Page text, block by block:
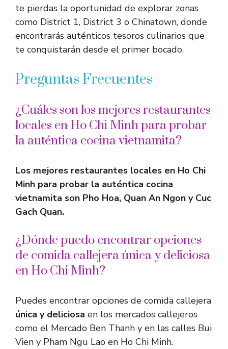
te pierdas la oportunidad de explorar zonas
como District 1, District 3 o Chinatown, donde
encontrarás auténticos tesoros culinarios que
te conquistarán desde el primer bocado.
Preguntas Frecuentes
¿Cuáles son los mejores restaurantes
locales en Ho Chi Minh para probar
la auténtica cocina vietnamita?
Los mejores restaurantes locales en Ho Chi
Minh para probar la auténtica cocina
vietnamita son Pho Hoa, Quan An Ngon y Cuc
Gach Quan.
¿Dónde puedo encontrar opciones
de comida callejera única y deliciosa
en Ho Chi Minh?
Puedes encontrar opciones de comida callejera
única y deliciosa en los mercados callejeros
como el Mercado Ben Thanh y en las calles Bui
Vien y Pham Ngu Lao en Ho Chi Minh.